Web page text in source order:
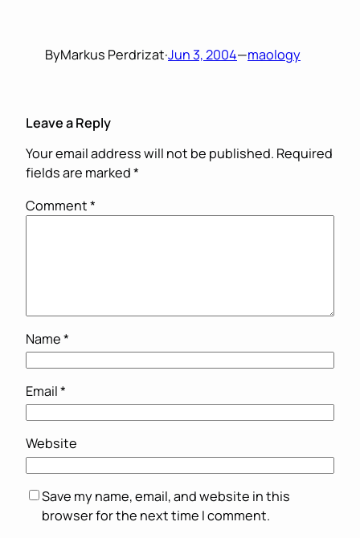
ByMarkus Perdrizat·Jun 3, 2004—maology
Leave a Reply
Your email address will not be published. Required
fields are marked*
Comment*
Name*
Email*
Website
Save my name, email, and website in this
browser for the next time I comment.